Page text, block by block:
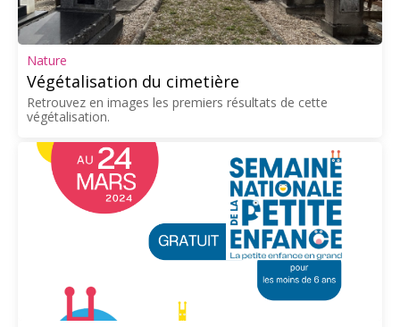
Nature
Végétalisation du cimetière
Retrouvez en images les premiers résultats de cette
végétalisation.